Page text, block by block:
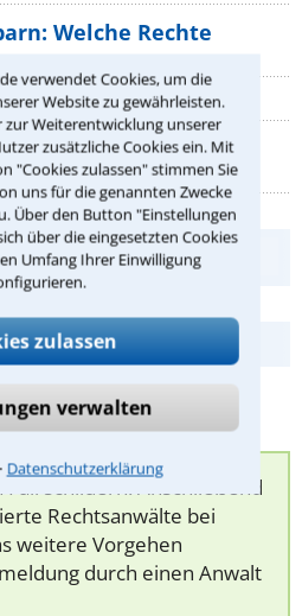
verwendet Cookies, um die
Website zu gewährleisten.
Weiterentwicklung unserer
zusätzliche Cookies ein. Mit
"Cookies zulassen" stimmen Sie
uns für die genannten Zwecke
Über den Button "Einstellungen
über die eingesetzten Cookies
Umfang Ihrer Einwilligung
zulassen
verwalten
Datenschutzerklärung
Welche Rechte
zahlen?
die jeder
kennen sollte
Rechtswissen
schildern. Anschließend
Rechtsanwälte bei
weitere Vorgehen
durch einen Anwalt